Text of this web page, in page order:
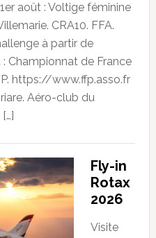
août : Voltige féminine
CRA10. FFA.
à partir de
: Championnat de France
https://www.ffp.asso.fr
Aéro-club du
Fly-in
Rotax
2026
Visite